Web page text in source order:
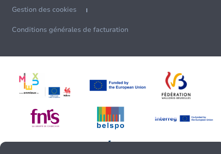
Gestion des cookies
Conditions générales de facturation